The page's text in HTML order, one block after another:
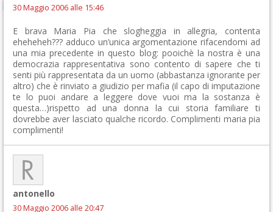
30 Maggio 2006 alle 15:46
E brava Maria Pia che slogheggia in allegria, contenta
eheheheh??? adduco un’unica argomentazione rifacendomi ad
una mia precedente in questo blog: pooichè la nostra è una
democrazia rappresentativa sono contento di sapere che ti
senti più rappresentata da un uomo (abbastanza ignorante per
altro) che è rinviato a giudizio per mafia (il capo di imputazione
te lo puoi andare a leggere dove vuoi ma la sostanza è
questa…)rispetto ad una donna la cui storia familiare ti
dovrebbe aver lasciato qualche ricordo. Complimenti maria pia
complimenti!
antonello
30 Maggio 2006 alle 20:47